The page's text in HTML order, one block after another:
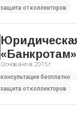
защита от коллекторов
«Банкротам»
Основано в 2015 г.
консультация бесплатно
защита от коллекторов